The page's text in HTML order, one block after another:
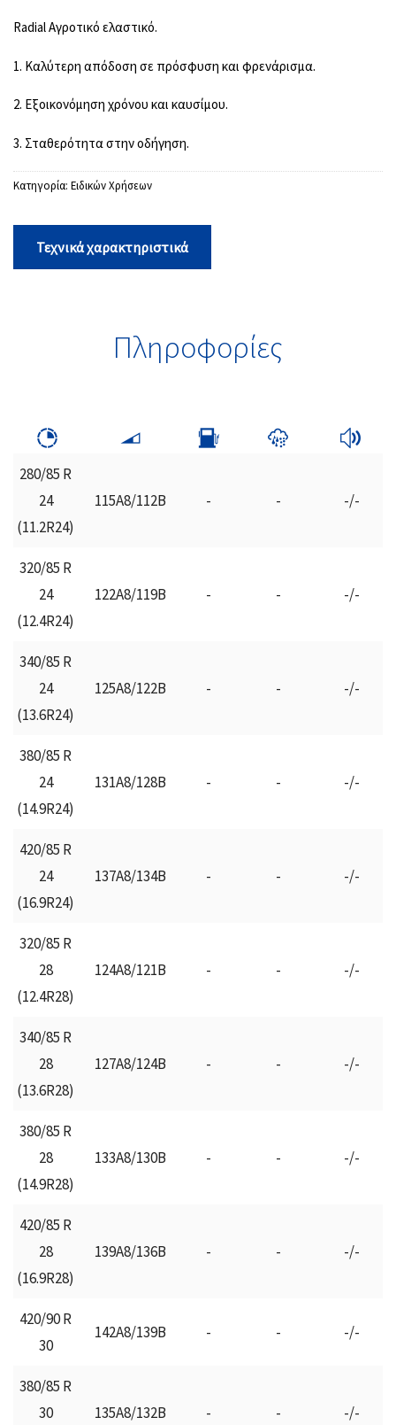
Radial Αγροτικό ελαστικό.
1. Καλύτερη απόδοση σε πρόσφυση και φρενάρισμα.
2. Εξοικονόμηση χρόνου και καυσίμου.
3. Σταθερότητα στην οδήγηση.
Κατηγορία: Ειδικών Χρήσεων
Τεχνικά χαρακτηριστικά
Πληροφορίες
280/85 R
24
(11.2R24)
115A8/112B - - -/-
320/85 R
24
(12.4R24)
122Α8/119Β - - -/-
340/85 R
24
(13.6R24)
125Α8/122Β - - -/-
380/85 R
24
(14.9R24)
131Α8/128Β - - -/-
420/85 R
24
(16.9R24)
137Α8/134Β - - -/-
320/85 R
28
(12.4R28)
124Α8/121Β - - -/-
340/85 R
28
(13.6R28)
127Α8/124Β - - -/-
380/85 R
28
(14.9R28)
133Α8/130Β - - -/-
420/85 R
28
(16.9R28)
139Α8/136Β - - -/-
420/90 R
30
142A8/139B - - -/-
380/85 R
30
135A8/132B - - -/-